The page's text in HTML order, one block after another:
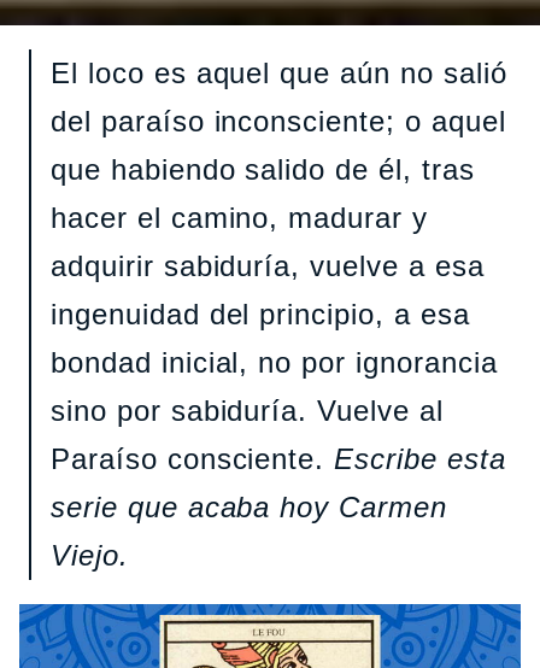
El loco es aquel que aún no salió
del paraíso inconsciente; o aquel
que habiendo salido de él, tras
hacer el camino, madurar y
adquirir sabiduría, vuelve a esa
ingenuidad del principio, a esa
bondad inicial, no por ignorancia
sino por sabiduría. Vuelve al
Paraíso consciente. Escribe esta
serie que acaba hoy Carmen
Viejo.